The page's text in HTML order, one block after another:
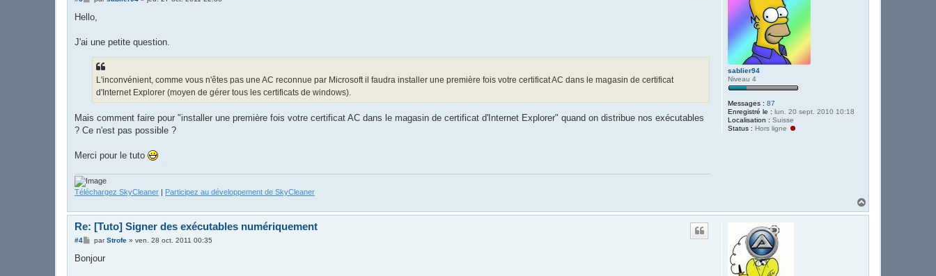
sablier94
Niveau 4
Messages : 87
Enregistré le : lun. 20 sept. 2010 10:18
Localisation : Suisse
Status : Hors ligne
s
g
Hello,
J'ai une petite question.
L'inconvénient, comme vous n'êtes pas une AC reconnue par Microsoft il faudra installer une première fois votre certificat AC dans le magasin de certificat
d'Internet Explorer (moyen de gérer tous les certificats de windows).
Mais comment faire pour "installer une première fois votre certificat AC dans le magasin de certificat d'Internet Explorer" quand on distribue nos exécutables
? Ce n'est pas possible ?
Merci pour le tuto
Téléchargez SkyCleaner Participez au développement de SkyCleaner
a
Re: [Tuto] Signer des exécutables numériquement
#4
M
s
s
parStrofe» ven. 28 oct. 2011 00:35
Bonjour